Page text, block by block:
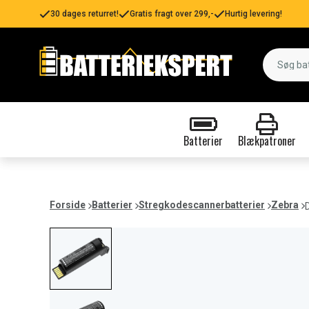
30 dages returret! Gratis fragt over 299,- Hurtig levering!
Batterier Blækpatroner
Forside Batterier Stregkodescannerbatterier Zebra